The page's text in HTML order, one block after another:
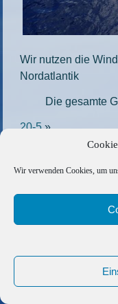
Wir verwenden Cookies, um
Wir nutzen die
Nordatlantik
Die gesamte
20-5»
Copyright ©
AGB